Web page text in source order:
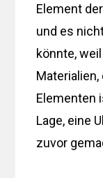
Element
und es
könnte,
Elementen
Lage, eine
zuvor